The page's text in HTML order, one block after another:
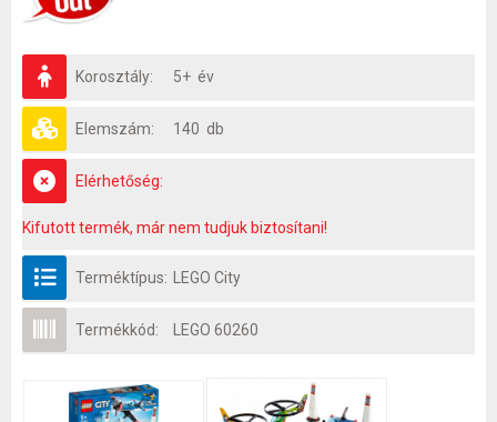
Korosztály: 5+ év
Elemszám: 140 db
Elérhetőség:
Kifutott termék, már nem tudjuk biztosítani!
Terméktípus: LEGO City
Termékkód: LEGO 60260